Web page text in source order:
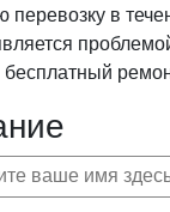
в
бесплатный